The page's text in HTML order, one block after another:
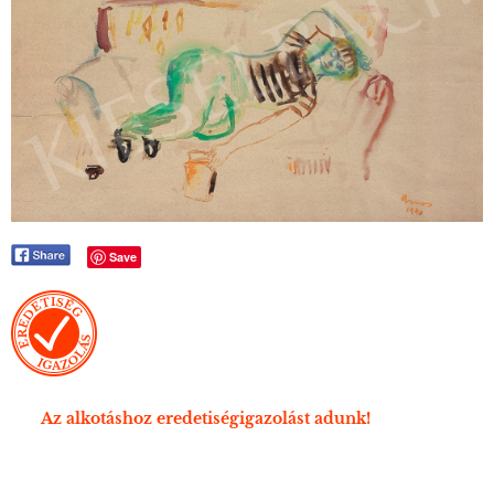
Save
Az alkotáshoz eredetiségigazolást adunk!